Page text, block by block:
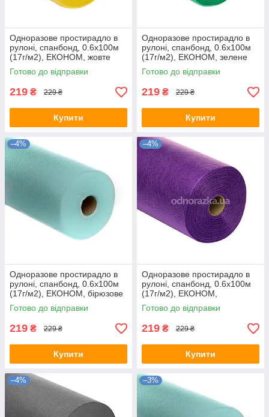
Одноразове простирадло в
рулоні, спанбонд, 0.6х100м
(17г/м2), ЕКОНОМ, жовте
Готово до відправки
219 ₴ 229 ₴
Купити
Одноразове простирадло в
рулоні, спанбонд, 0.6х100м
(17г/м2), ЕКОНОМ, зелене
Готово до відправки
219 ₴ 229 ₴
Купити
–4%
Одноразове простирадло в
рулоні, спанбонд, 0.6х100м
(17г/м2), ЕКОНОМ, бірюзове
Готово до відправки
219 ₴ 229 ₴
Купити
–4%
Одноразове простирадло в
рулоні, спанбонд, 0.6х100м
(17г/м2), ЕКОНОМ,
фіолетова
Готово до відправки
219 ₴ 229 ₴
Купити
–4% –3%